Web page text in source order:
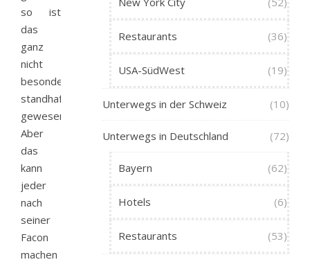
so ist
das
ganz
nicht
besonders
standhaft
gewesen.
Aber
das
kann
jeder
nach
seiner
Facon
machen
Restaurants (36)
USA-SüdWest (19)
Unterwegs in der Schweiz (10)
Unterwegs in Deutschland (72)
Bayern (62)
Hotels (6)
Restaurants (53)